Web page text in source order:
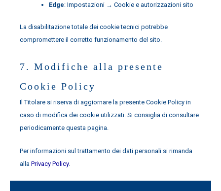
Edge: Impostazioni → Cookie e autorizzazioni sito
La disabilitazione totale dei cookie tecnici potrebbe
compromettere il corretto funzionamento del sito.
7. Modifiche alla presente
Cookie Policy
Il Titolare si riserva di aggiornare la presente Cookie Policy in
caso di modifica dei cookie utilizzati. Si consiglia di consultare
periodicamente questa pagina.
Per informazioni sul trattamento dei dati personali si rimanda
alla Privacy Policy.